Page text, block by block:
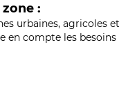
:
urbaines, agricoles
compte les besoins